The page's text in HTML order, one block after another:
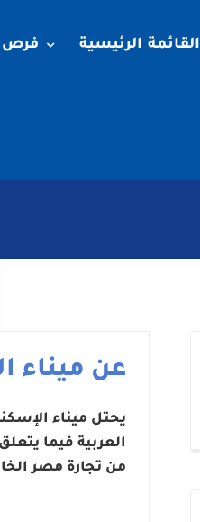
القائمة الرئيسية فرص
عن ميناء
يحتل ميناء
من تجارة مصر